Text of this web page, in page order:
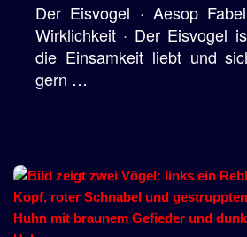
Der Eisvogel · Aesop
Wirklichkeit · Der Eisvogel
die Einsamkeit liebt und
gern …